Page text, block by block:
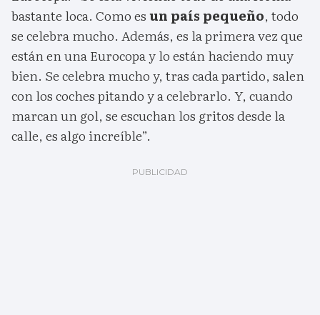
bastante loca. Como esun país pequeño, todo
se celebra mucho. Además, es la primera vez que
están en una Eurocopa y lo están haciendo muy
bien. Se celebra mucho y, tras cada partido, salen
con los coches pitando y a celebrarlo. Y, cuando
marcan un gol, se escuchan los gritos desde la
calle, es algo increíble”.